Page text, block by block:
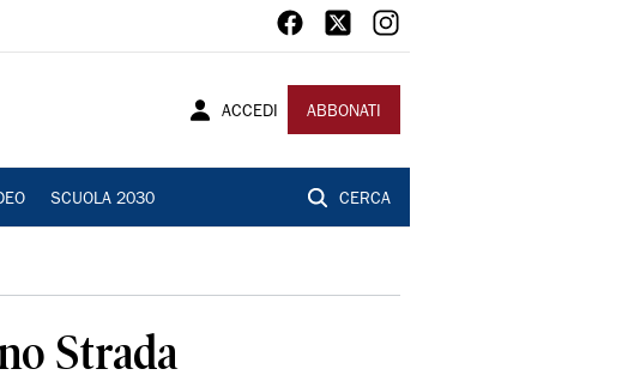
ACCEDI ABBONATI
SCUOLA 2030 CERCA
Strada